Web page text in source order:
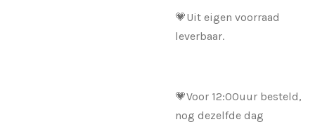
💗Uit eigen voorraad
leverbaar.
💗Voor 12:00uur besteld,
nog dezelfde dag